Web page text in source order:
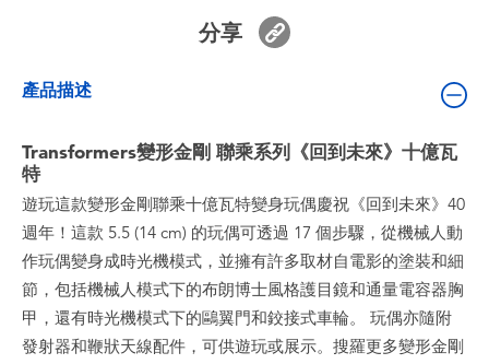
分享
產品描述
Transformers變形金剛 聯乘系列《回到未來》十億瓦
特
遊玩這款變形金剛聯乘十億瓦特變身玩偶慶祝《回到未來》40
週年！這款 5.5 (14 cm) 的玩偶可透過 17 個步驟，從機械人動
作玩偶變身成時光機模式，並擁有許多取材自電影的塗裝和細
節，包括機械人模式下的布朗博士風格護目鏡和通量電容器胸
甲，還有時光機模式下的鷗翼門和鉸接式車輪。 玩偶亦隨附
發射器和鞭狀天線配件，可供遊玩或展示。搜羅更多變形金剛